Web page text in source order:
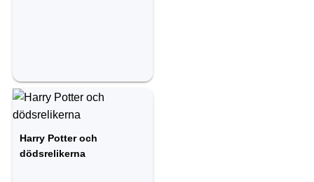
Harry Potter och
dödsrelikerna